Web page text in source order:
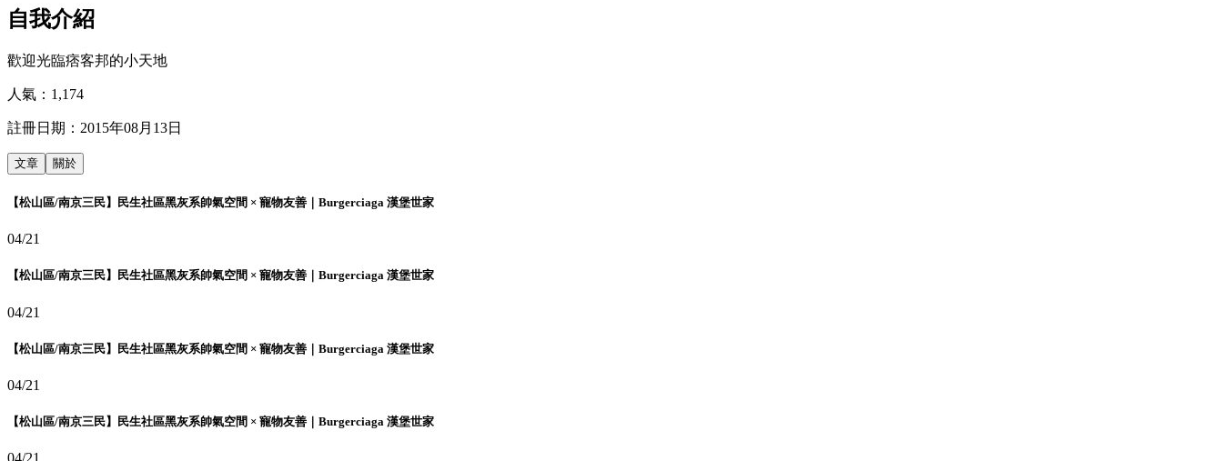
自我介紹
歡迎光臨痞客邦的小天地
人氣： 1,174
註冊日期： 2015年08月13日
文章 關於
【松山區/南京三民】民生社區黑灰系帥氣空間 × 寵物友善｜Burgerciaga 漢堡世家
04/21
【松山區/南京三民】民生社區黑灰系帥氣空間 × 寵物友善｜Burgerciaga 漢堡世家
04/21
【松山區/南京三民】民生社區黑灰系帥氣空間 × 寵物友善｜Burgerciaga 漢堡世家
04/21
【松山區/南京三民】民生社區黑灰系帥氣空間 × 寵物友善｜Burgerciaga 漢堡世家